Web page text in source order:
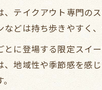
、テイクアウト専門の
などは持ち歩きやすく
とに登場する限定スイ
、地域性や季節感を感